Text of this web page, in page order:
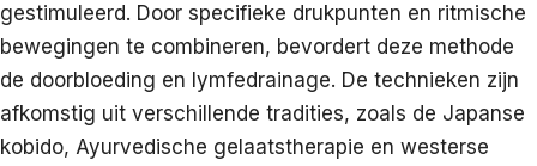
gestimuleerd. Door specifieke drukpunten en ritmische
bewegingen te combineren, bevordert deze methode
de doorbloeding en lymfedrainage. De technieken zijn
afkomstig uit verschillende tradities, zoals de Japanse
kobido, Ayurvedische gelaatstherapie en westerse